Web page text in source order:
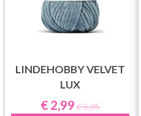
LINDEHOBBY VELVET
LUX
€ 2,99 € 5,95